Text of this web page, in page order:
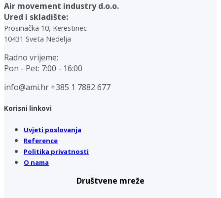
Air movement industry d.o.o.
Ured i skladište:
Prosinačka 10, Kerestinec
10431 Sveta Nedelja
Radno vrijeme:
Pon - Pet: 7:00 - 16:00
info@ami.hr +385 1 7882 677
Korisni linkovi
Uvjeti poslovanja
Reference
Politika privatnosti
O nama
Društvene mreže